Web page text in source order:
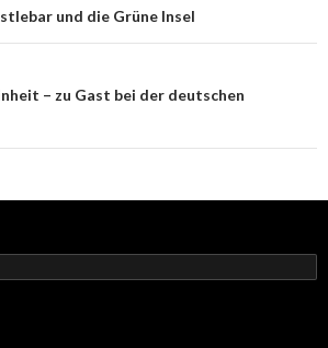
und die Grüne Insel
– zu Gast bei der deutschen